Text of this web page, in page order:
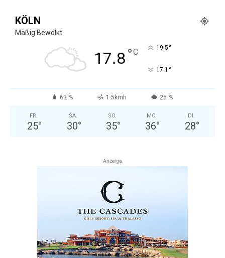
KÖLN
Mäßig Bewölkt
17.8°C 19.5°
17.1 °
63 % 1.5kmh 25 %
FR.
25°
SA.
30°
SO.
35°
MO.
36°
DI.
28°
Anzeige